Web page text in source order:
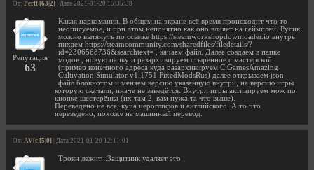
От: Perff [63|2] | Дата 2021-01-20 15:35:38
Репутация
63
Какая наркомания. В общем на экране всё время происходит что то
неописуемое, и при этом непонятно как оно влияет на геймплей. Русик
можно вытянуть по ссылке https://steamworkshopdownloader.io внутрь
пихаем https://steamcommunity.com/sharedfiles/filedetails/?
id=2306568736&searchtext= , качаем файл. Далее создаём в папке
модов , новую папку и разархивируем стыренное с мастерской.
(пример конечного адреса куда разархивируем C:GamesAmazing
Cultivation Simulator v1.1751 FixedModsRus) далее открываем json
файл блокнотом и меняем версию указанную внутри, на версию игры
которую скачали, иначе не заведётся. Внутри игры активируем мож по
кнопке шестерёнка (их там 2, вам нужа та что выше).
Переведено не всё, куча иероглифов и английского. А то что
переведено, похоже на машинный перевод.
От: AVic [5|0] | Дата 2021-01-20 12:11:01
Троян лежит...Защитник удаляет это